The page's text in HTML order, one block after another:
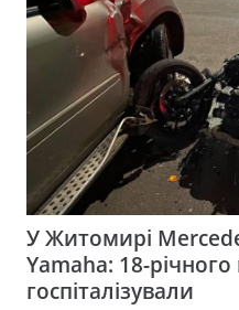
У Житомирі
Yamaha: 18-
госпіталізували